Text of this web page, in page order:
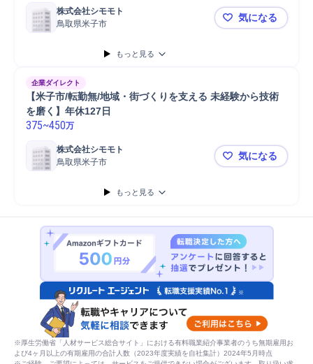
株式会社シモモト
鳥取県米子市
【米子市/公
気になる
もっと見る
企業ダイレクト
【米子市/転勤無/地域・街づくりを支える 未経験から技術
を磨く】年休127日
375~450万
株式会社シモモト
鳥取県米子市
【米子市/転
気になる
もっと見る
※厚生労働省「人材サービス総合サイト」における有料職業紹介事業者のうち無期雇用お
よび4ヶ月以上の有期雇用の合計人数（2023年度実績を自社集計）2024年5月時点